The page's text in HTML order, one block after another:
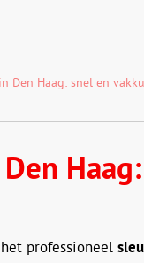
Den Haag: snel en
professioneel